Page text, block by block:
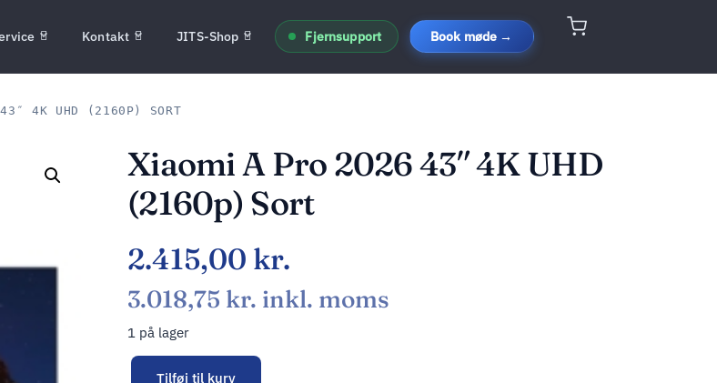
Kontakt JITS-Shop Fjernsupport Book møde →
4K UHD (2160P) SORT
Xiaomi A Pro 2026 43″ 4K UHD
(2160p) Sort
2.415,00 kr.
3.018,75 kr. inkl. moms
1 på lager
Tilføj til kurv